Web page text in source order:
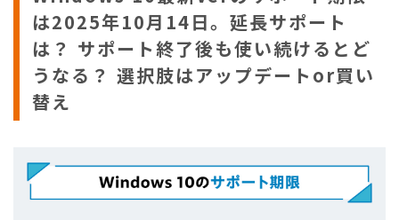
は2025年10月14日。延長サポート
は？ サポート終了後も使い続けるとど
うなる？ 選択肢はアップデートor買い
替え